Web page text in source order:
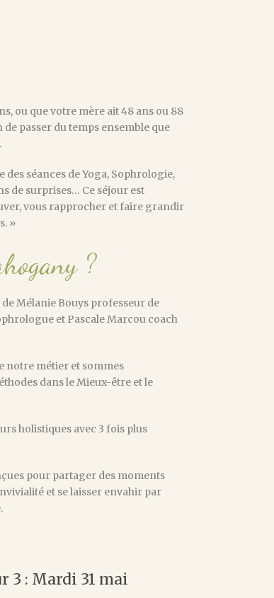
ou que votre mère ait 48 ans ou 88
de passer du temps ensemble que
des séances de Yoga, Sophrologie,
de surprises… Ce séjour est
vous rapprocher et faire grandir
»
?
Mélanie Bouys professeur de
et Pascale Marcou coach
notre métier et sommes
dans le Mieux-être et le
holistiques avec 3 fois plus
pour partager des moments
et se laisser envahir par
3 : Mardi 31 mai